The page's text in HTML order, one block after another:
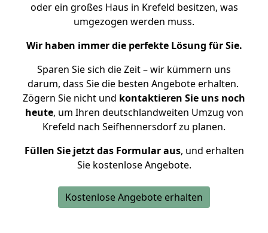
oder ein großes Haus in Krefeld besitzen, was
umgezogen werden muss.
Wir haben immer die perfekte Lösung für Sie.
Sparen Sie sich die Zeit – wir kümmern uns
darum, dass Sie die besten Angebote erhalten.
Zögern Sie nicht und kontaktieren Sie uns noch
heute, um Ihren deutschlandweiten Umzug von
Krefeld nach Seifhennersdorf zu planen.
Füllen Sie jetzt das Formular aus, und erhalten
Sie kostenlose Angebote.
Kostenlose Angebote erhalten